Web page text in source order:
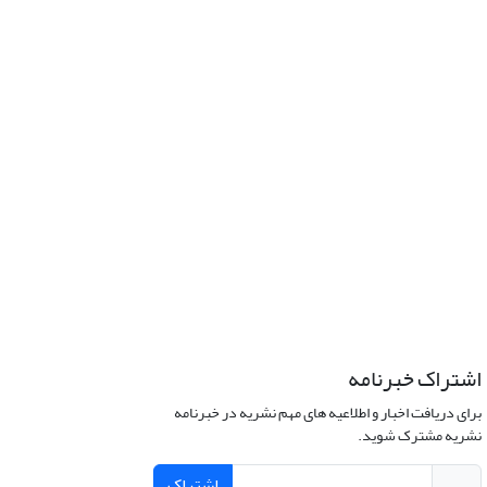
اشتراک خبرنامه
برای دریافت اخبار و اطلاعیه های مهم نشریه در خبرنامه
نشریه مشترک شوید.